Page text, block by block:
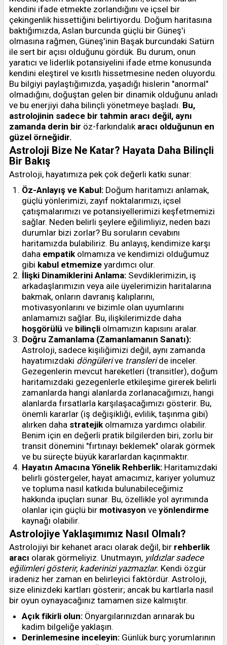
kendini ifade etmekte zorlandığını ve içsel bir
çekingenlik hissettiğini belirtiyordu. Doğum haritasına
baktığımızda, Aslan burcunda güçlü bir Güneş'i
olmasına rağmen, Güneş'inin Başak burcundaki Satürn
ile sert bir açısı olduğunu gördük. Bu durum, onun
yaratıcı ve liderlik potansiyelini ifade etme konusunda
kendini eleştirel ve kısıtlı hissetmesine neden oluyordu.
Bu bilgiyi paylaştığımızda, yaşadığı hislerin "anormal"
olmadığını, doğuştan gelen bir dinamik olduğunu anladı
ve bu enerjiyi daha bilinçli yönetmeye başladı. Bu,
astrolojinin sadece bir tahmin aracı değil, aynı
zamanda derin bir öz-farkındalıkaracı olduğunun en
güzel örneğidir.
Astroloji Bize Ne Katar? Hayata Daha Bilinçli
Bir Bakış
Astroloji, hayatımıza pek çok değerli katkı sunar:
Öz-Anlayış ve Kabul: Doğum haritamızı anlamak,
güçlü yönlerimizi, zayıf noktalarımızı, içsel
çatışmalarımızı ve potansiyellerimizi keşfetmemizi
sağlar. Neden belirli şeylere eğilimliyiz, neden bazı
durumlar bizi zorlar? Bu soruların cevabını
haritamızda bulabiliriz. Bu anlayış, kendimize karşı
daha empatikolmamıza ve kendimizi olduğumuz
gibi kabul etmemize yardımcı olur.
İlişki Dinamiklerini Anlama: Sevdiklerimizin, iş
arkadaşlarımızın veya aile üyelerimizin haritalarına
bakmak, onların davranış kalıplarını,
motivasyonlarını ve bizimle olan uyumlarını
anlamamızı sağlar. Bu, ilişkilerimizde daha
hoşgörülü ve bilinçli olmamızın kapısını aralar.
Doğru Zamanlama (Zamanlamanın Sanatı):
Astroloji, sadece kişiliğimizi değil, aynı zamanda
hayatımızdaki döngülerive transleride inceler.
Gezegenlerin mevcut hareketleri (transitler), doğum
haritamızdaki gezegenlerle etkileşime girerek belirli
zamanlarda hangi alanlarda zorlanacağımızı, hangi
alanlarda fırsatlarla karşılaşacağımızı gösterir. Bu,
önemli kararlar (iş değişikliği, evlilik, taşınma gibi)
alırken daha stratejikolmamıza yardımcı olabilir.
Benim için en değerli pratik bilgilerden biri, zorlu bir
transit dönemini "fırtınayı beklemek" olarak görmek
ve bu süreçte büyük kararlardan kaçınmaktır.
Hayatın Amacına Yönelik Rehberlik: Haritamızdaki
belirli göstergeler, hayat amacımız, kariyer yolumuz
ve topluma nasıl katkıda bulunabileceğimiz
hakkında ipuçları sunar. Bu, özellikle yol ayrımında
olanlar için güçlü bir motivasyon ve yönlendirme
kaynağı olabilir.
Astrolojiye Yaklaşımımız Nasıl Olmalı?
Astrolojiyi bir kehanet aracı olarak değil, bir rehberlik
aracı olarak görmeliyiz. Unutmayın, yıldızlar sadece
eğilimleri gösterir, kaderinizi yazmazlar. Kendi özgür
iradeniz her zaman en belirleyici faktördür. Astroloji,
size elinizdeki kartları gösterir; ancak bu kartlarla nasıl
bir oyun oynayacağınız tamamen size kalmıştır.
Açık fikirli olun: Önyargılarınızdan arınarak bu
kadim bilgeliğe yaklaşın.
Derinlemesine inceleyin: Günlük burç yorumlarının